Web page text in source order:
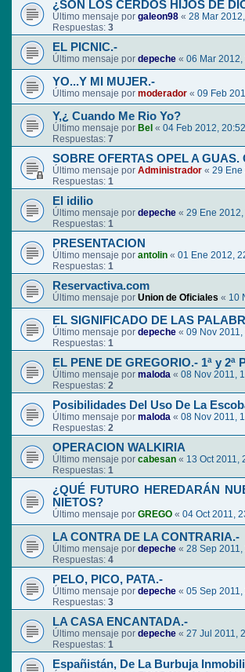
¿SON LOS CERDOS HIJOS DE
Último mensaje por galeon98 « 28 Mar
Respuestas: 3
EL PICNIC.-
Último mensaje por depeche « 06 Mar 2012,
YO...Y MI MUJER.-
Último mensaje por moderador « 09 Feb
Y,¿ Cuando Me Rio Yo?
Último mensaje por Bel « 04 Feb 2012, 20:52
Respuestas: 7
SOBRE OFERTAS OPEL A GUAS.
Último mensaje por Administrador « 29 Ene
Respuestas: 1
El idilio
Último mensaje por depeche « 29 Ene 2012,
Respuestas: 1
PRESENTACION
Último mensaje por antolin « 01 Ene 2012,
Respuestas: 1
Reservactiva.com
Último mensaje por Union de Oficiales « 10
EL SIGNIFICADO DE LAS
Último mensaje por depeche « 09 Nov 2011,
Respuestas: 1
EL PENE DE GREGORIO.- 1ª y 2ª
Último mensaje por maloda « 08 Nov 2011,
Respuestas: 2
Posibilidades Del Uso De La
Último mensaje por maloda « 08 Nov 2011,
Respuestas: 2
OPERACION WALKIRIA
Último mensaje por cabesan « 13 Oct 2011,
Respuestas: 1
¿QUÉ FUTURO HEREDARÁN
NIETOS?
Último mensaje por GREGO « 04 Oct 2011,
LA CONTRA DE LA CONTRARIA.-
Último mensaje por depeche « 28 Sep 2011,
Respuestas: 4
PELO, PICO, PATA.-
Último mensaje por depeche « 05 Sep 2011,
Respuestas: 3
LA CASA ENCANTADA.-
Último mensaje por depeche « 27 Jul 2011,
Respuestas: 1
Españistán, De La Burbuja